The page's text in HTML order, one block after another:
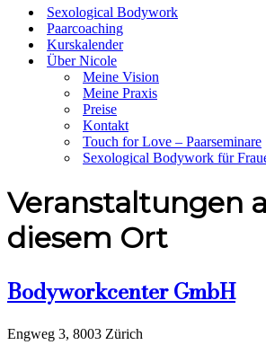
Sexological Bodywork
Paarcoaching
Kurskalender
Über Nicole
Meine Vision
Meine Praxis
Preise
Kontakt
Touch for Love – Paarseminare
Sexological Bodywork für
Veranstaltungen
diesem Ort
Bodyworkcenter GmbH
Engweg 3, 8003 Zürich